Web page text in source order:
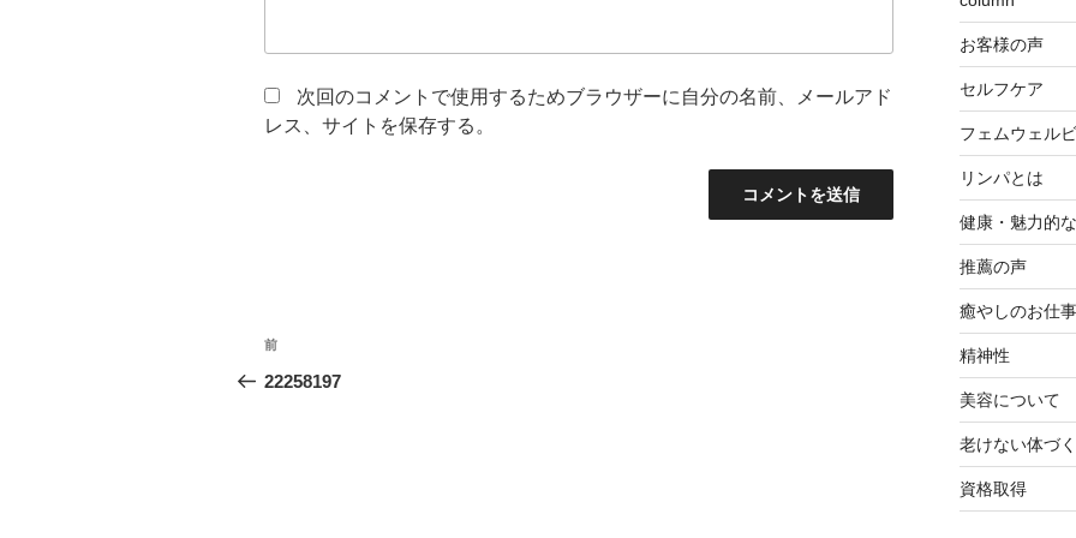
次回のコメントで使用するためブラウザーに自分の名前、メールアド
レス、サイトを保存する。
投
稿
前
の
前
22258197
お客様の声
セルフケア
フェムウェル
リンパとは
健康・魅力的
推薦の声
癒やしのお仕事
精神性
美容について
老けない体づ
資格取得